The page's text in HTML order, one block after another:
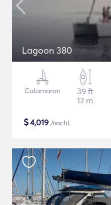
Lagoon 380
Catamaran
39 ft
12 m
$4,019 /nacht